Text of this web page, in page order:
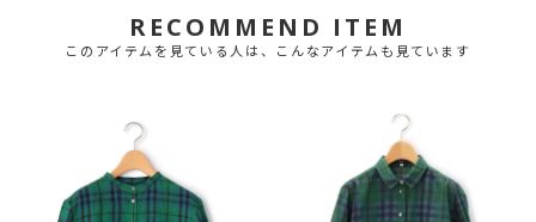
RECOMMEND ITEM
このアイテムを見ている人は、こんなアイテムも見ています